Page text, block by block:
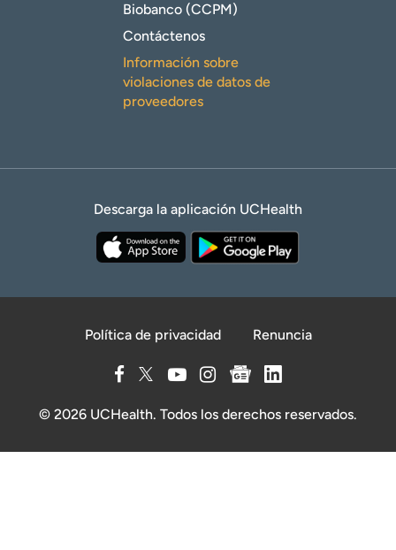
Biobanco (CCPM)
Contáctenos
Información sobre
violaciones de datos de
proveedores
Descarga la aplicación UCHealth
Política de privacidad Renuncia
© 2026 UCHealth. Todos los derechos reservados.